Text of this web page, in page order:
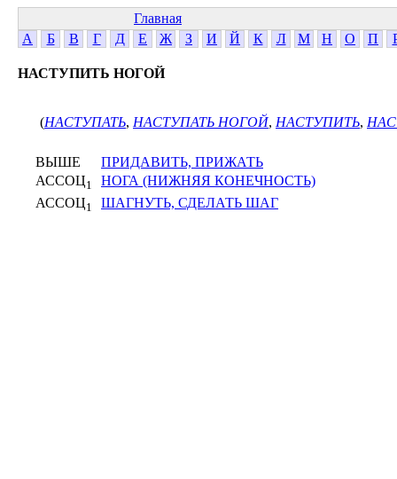
Главная
А
Б В Г Д Е Ж З И Й К Л М Н О П
НАСТУПИТЬ НОГОЙ
(НАСТУПАТЬ, НАСТУПАТЬ НОГОЙ, НАСТУПИТЬ,
ВЫШЕ
ПРИДАВИТЬ, ПРИЖАТЬ
АССОЦ1
НОГА (НИЖНЯЯ КОНЕЧНОСТЬ)
АССОЦ1 ШАГНУТЬ, СДЕЛАТЬ ШАГ